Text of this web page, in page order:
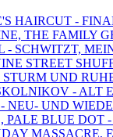
HAIRCUT -
THE FAMILY
- SCHWITZT,
STREET
UND
- ALT
NEU- UND
BLUE DOT
MASSACRE,